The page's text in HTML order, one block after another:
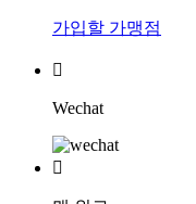
가입할 가맹점

Wechat
